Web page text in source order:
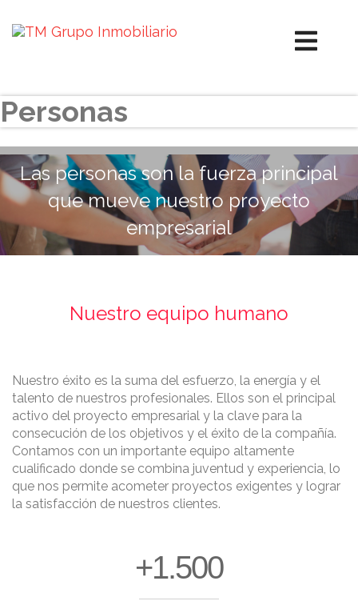
Personas
Las personas son la fuerza principal
que mueve nuestro proyecto
empresarial
Nuestro equipo humano
Nuestro éxito es la suma del esfuerzo, la energía y el
talento de nuestros profesionales. Ellos son el principal
activo del proyecto empresarial y la clave para la
consecución de los objetivos y el éxito de la compañía.
Contamos con un importante equipo altamente
cualificado donde se combina juventud y experiencia, lo
que nos permite acometer proyectos exigentes y lograr
la satisfacción de nuestros clientes.
+1.500